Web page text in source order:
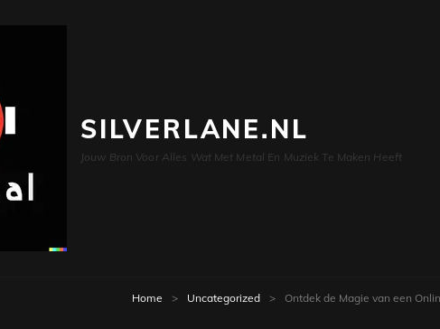
SILVERLANE.NL
Jouw Bron Voor Alles Wat Met Metal En Muziek Te Maken Heeft
Home > Uncategorized > Ontdek de Magie van een